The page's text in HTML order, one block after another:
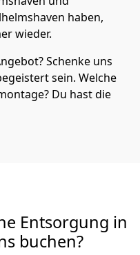
haben,
wieder.
Schenke uns
sein. Welche
Du hast die
Entsorgung in
buchen?